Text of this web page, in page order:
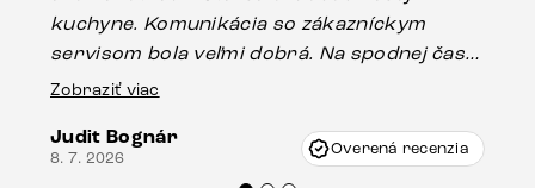
kuchyne. Komunikácia so zákazníckym
servisom bola veľmi dobrá. Na spodnej časti
stola bolo malé poškodenie, pravdepodobne
Vincze pri riešení mojej záležitosti pristúpili
veľmi korektne. Odporúčam produkty Delife
Zobraziť viac
Judit Bognár
8. 7. 2026 Overená recenzia